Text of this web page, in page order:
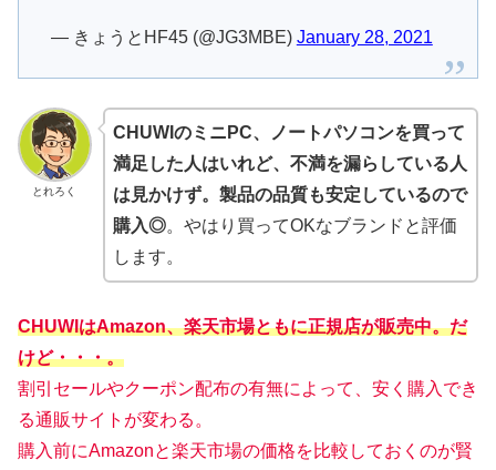
— きょうとHF45 (@JG3MBE) January 28, 2021
とれろく
CHUWIのミニPC、ノートパソコンを買って
満足した人はいれど、不満を漏らしている人
は見かけず。製品の品質も安定しているので
購入◎。やはり買ってOKなブランドと評価
します。
CHUWIはAmazon、楽天市場ともに正規店が販売中。だ
けど・・・。
割引セールやクーポン配布の有無によって、安く購入でき
る通販サイトが変わる。
購入前にAmazonと楽天市場の価格を比較しておくのが賢